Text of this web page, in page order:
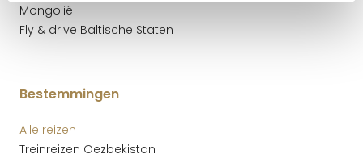
Mongolië
Fly & drive Baltische Staten
Bestemmingen
Alle reizen
Treinreizen Oezbekistan